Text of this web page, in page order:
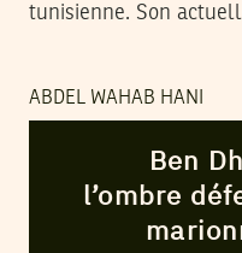
tunisienne. Son
ABDEL WAHAB HANI
Ben
l’ombre